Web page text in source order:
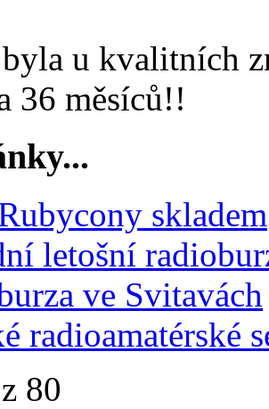
u kvalitních
36 měsíců!!
skladem
letošní
ve Svitavách
radioamatérské
80